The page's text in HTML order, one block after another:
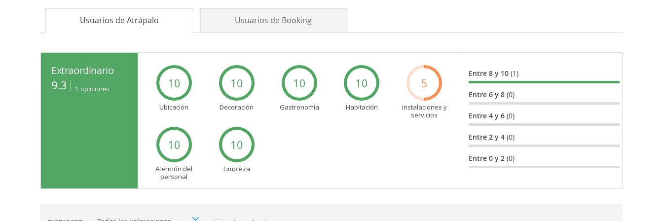
Usuarios deAtrápalo Usuarios de Booking
Extraordinario
9.3 1 opiniones 10
Ubicación
10
Decoración
10
Gastronomía
10
Habitación
5
Instalaciones y
servicios
10
Atención del
personal
10
Limpieza
Entre 8 y 10 (1)
Entre 6 y 8 (0)
Entre 4 y 6 (0)
Entre 2 y 4 (0)
Entre 0 y 2 (0)